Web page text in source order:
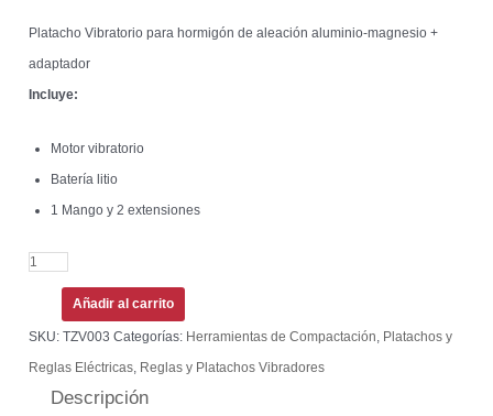
Platacho Vibratorio para hormigón de aleación aluminio-magnesio +
adaptador
Incluye:
Motor vibratorio
Batería litio
1 Mango y 2 extensiones
Añadir al carrito
SKU:TZV003 Categorías: Herramientas de Compactación Platachos y
Reglas Eléctricas Reglas y Platachos Vibradores
Descripción